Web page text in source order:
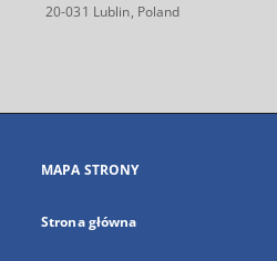
20-031 Lublin, Poland
MAPA STRONY
Strona główna